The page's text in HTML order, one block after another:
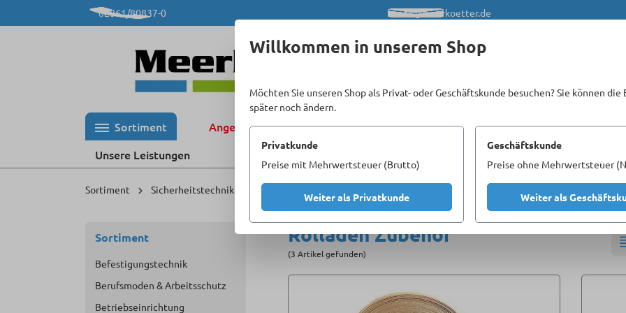
Hauptinhalt springen
Zur Hauptnavigation springen
02861/80837-0 info@meerkoetter.de
Sortiment Angebote % Kataloge
Unsere Homepages
Unsere Leistungen
Willkommen in unserem Shop
Möchten Sie unseren Shop als Privat- oder Geschäftskunde besuchen? Sie können die
später noch ändern.
Privatkunde
Preise mit Mehrwertsteuer (Brutto)
Weiter als Privatkunde
Geschäftskunde
Preise ohne Mehrwertsteuer
Weiter als
Sortiment Sicherheitstechnik & Beschläge Fenstergriffe & Fensterbeschläge Rolladen Zubehör
Sortiment
Befestigungstechnik
Berufsmoden & Arbeitsschutz
Betriebseinrichtung
Rolladen Zubehör
(3 Artikel gefunden)